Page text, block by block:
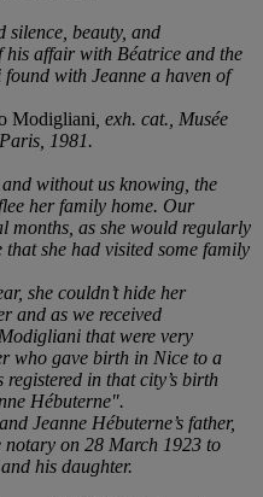
silence, beauty, and
affair with Béatrice and the
with Jeanne a haven of
Modigliani , exh. cat., Musée
1981.
without us knowing, the
her family home. Our
months, as she would regularly
she had visited some family
she couldn’t hide her
and as we received
that were very
who gave birth in Nice to a
in that city’s birth
Hébuterne".
Jeanne Hébuterne’s father,
on 28 March 1923 to
his daughter.